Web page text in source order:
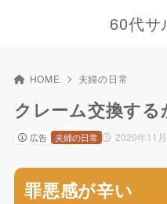
60代サ
HOME 夫婦の日常
クレーム交換する
広告 2020年11
夫婦の日常
罪悪感が辛い